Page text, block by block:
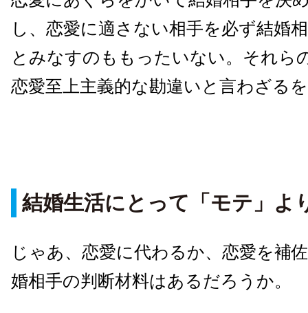
し、恋愛に適さない相手を必ず結婚
とみなすのももったいない。それら
恋愛至上主義的な勘違いと言わざる
結婚生活にとって「モテ」よ
じゃあ、恋愛に代わるか、恋愛を補
婚相手の判断材料はあるだろうか。